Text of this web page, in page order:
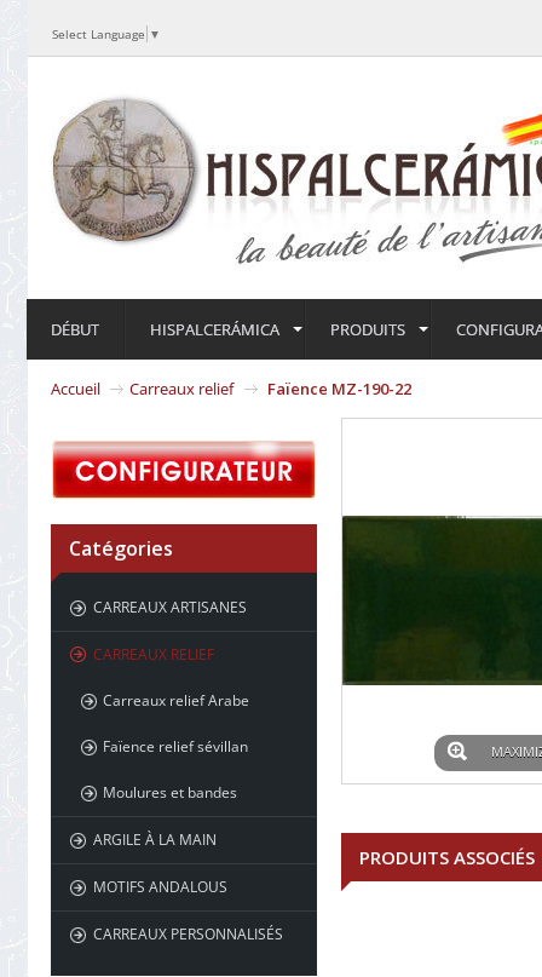
Select Language ▼
DÉBUT HISPALCERÁMICA PRODUITS
Accueil Carreaux relief Faïence MZ-190-22
Catégories
CARREAUX ARTISANES
CARREAUX RELIEF
Carreaux relief Arabe
Faïence relief sévillan
Moulures et bandes
ARGILE À LA MAIN
MOTIFS ANDALOUS
CARREAUX PERSONNALISÉS
PRODUITS ASSOCIÉS